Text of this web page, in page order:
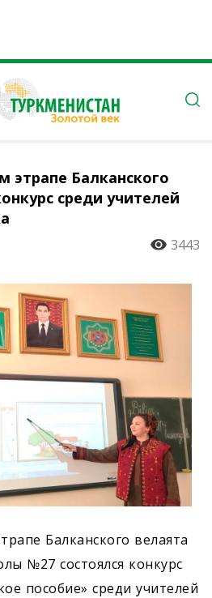
этрапе Балканского
среди учителей
3443
Балканского велаята
№27 состоялся конкурс
пособие» среди учителей